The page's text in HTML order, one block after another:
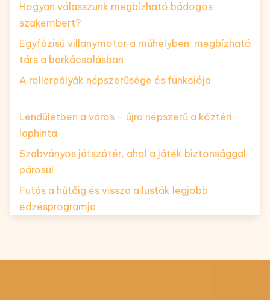
Hogyan válasszunk megbízható bádogos
szakembert?
Egyfázisú villanymotor a műhelyben: megbízható
társ a barkácsolásban
A rollerpályák népszerűsége és funkciója
Lendületben a város – újra népszerű a köztéri
laphinta
Szabványos játszótér, ahol a játék biztonsággal
párosul
Futás a hűtőig és vissza a lusták legjobb
edzésprogramja